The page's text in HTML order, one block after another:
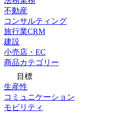
不動産
コンサルティング
旅行業CRM
建設
小売店・EC
商品カテゴリー
目標
生産性
コミュニケーション
モビリティ